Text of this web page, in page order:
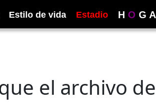
Estilo de vida Estadio H O G A
el archivo de